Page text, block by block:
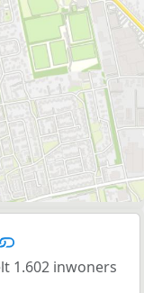
1.602 inwoners